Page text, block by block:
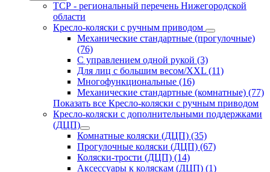
ТСР - региональный перечень Нижегородской
области
Кресло-коляски с ручным приводом
Механические стандартные (прогулочные)
(76)
С управлением одной рукой (3)
Для лиц с большим весом/XXL (11)
Многофункциональные (16)
Механические стандартные (комнатные) (77)
Показать все Кресло-коляски с ручным приводом
Кресло-коляски с дополнительными поддержками
(ДЦП)
Комнатные коляски (ДЦП) (35)
Прогулочные коляски (ДЦП) (67)
Коляски-трости (ДЦП) (14)
Аксессуары к коляскам (ДЦП) (1)